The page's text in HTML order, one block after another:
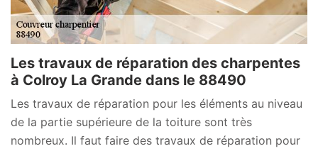
Les travaux de réparation des charpentes
à Colroy La Grande dans le 88490
Les travaux de réparation pour les éléments au niveau
de la partie supérieure de la toiture sont très
nombreux. Il faut faire des travaux de réparation pour